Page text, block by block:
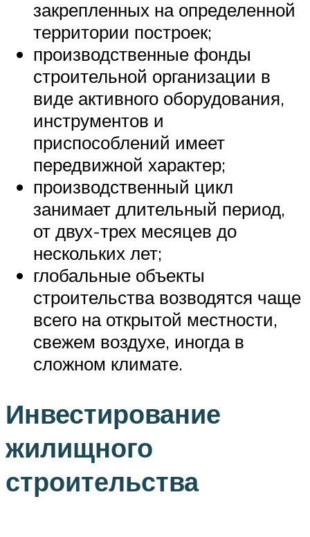
закрепленных на определенной
территории построек;
производственные фонды
строительной организации в
виде активного оборудования,
инструментов и
приспособлений имеет
передвижной характер;
производственный цикл
занимает длительный период,
от двух-трех месяцев до
нескольких лет;
глобальные объекты
строительства возводятся чаще
всего на открытой местности,
свежем воздухе, иногда в
сложном климате.
Инвестирование
жилищного
строительства